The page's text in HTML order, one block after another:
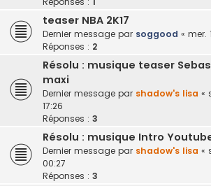
teaser NBA 2K17
Dernier message par soggood « mer.
Réponses : 2
Résolu : musique teaser
maxi
Dernier message par shadow's lisa «
17:26
Réponses : 3
Résolu : musique Intro
Dernier message par shadow's lisa «
00:27
Réponses : 3